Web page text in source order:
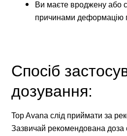
Ви маєте вроджену або
причинами деформацію
Спосіб
дозування:
Top Avana слід приймати за
Зазвичай рекомендована доза